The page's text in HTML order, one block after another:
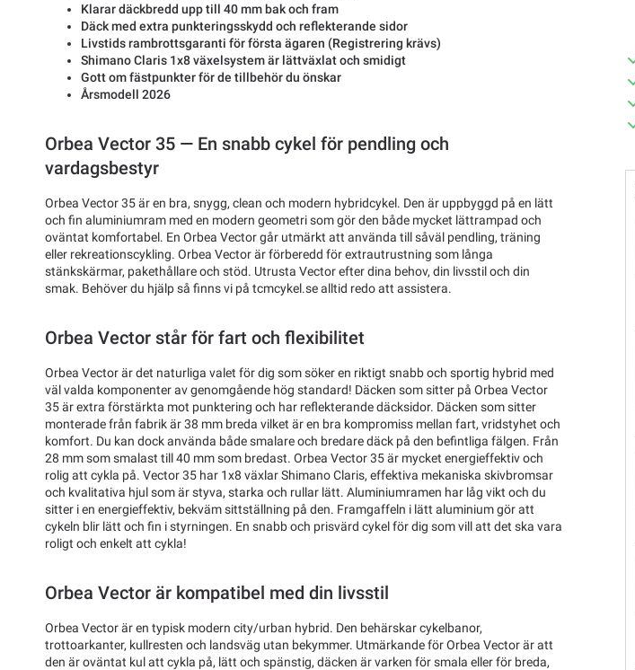
Klarar däckbredd upp till 40 mm bak och fram
Däck med extra punkteringsskydd och reflekterande sidor
Livstids rambrottsgaranti för första ägaren (Registrering krävs)
Shimano Claris 1x8 växelsystem är lättväxlat och smidigt
Gott om fästpunkter för de tillbehör du önskar
Årsmodell 2026
Orbea Vector 35 — En snabb cykel för pendling och
vardagsbestyr
Orbea Vector 35 är en bra, snygg, clean och modern hybridcykel. Den är uppbyggd på en lätt
och fin aluminiumram med en modern geometri som gör den både mycket lättrampad och
oväntat komfortabel. En Orbea Vector går utmärkt att använda till såväl pendling, träning
eller rekreationscykling. Orbea Vector är förberedd för extrautrustning som långa
stänkskärmar, pakethållare och stöd. Utrusta Vector efter dina behov, din livsstil och din
smak. Behöver du hjälp så finns vi på tcmcykel.se alltid redo att assistera.
Orbea Vector står för fart och flexibilitet
Orbea Vector är det naturliga valet för dig som söker en riktigt snabb och sportig hybrid med
väl valda komponenter av genomgående hög standard! Däcken som sitter på Orbea Vector
35 är extra förstärkta mot punktering och har reflekterande däcksidor. Däcken som sitter
monterade från fabrik är 38 mm breda vilket är en bra kompromiss mellan fart, vridstyhet och
komfort. Du kan dock använda både smalare och bredare däck på den befintliga fälgen. Från
28 mm som smalast till 40 mm som bredast. Orbea Vector 35 är mycket energieffektiv och
rolig att cykla på. Vector 35 har 1x8 växlar Shimano Claris, effektiva mekaniska skivbromsar
och kvalitativa hjul som är styva, starka och rullar lätt. Aluminiumramen har låg vikt och du
sitter i en energieffektiv, bekväm sittställning på den. Framgaffeln i lätt aluminium gör att
cykeln blir lätt och fin i styrningen. En snabb och prisvärd cykel för dig som vill att det ska vara
roligt och enkelt att cykla!
Orbea Vector är kompatibel med din livsstil
Orbea Vector är en typisk modern city/urban hybrid. Den behärskar cykelbanor,
trottoarkanter, kullresten och landsväg utan bekymmer. Utmärkande för Orbea Vector är att
den är oväntat kul att cykla på, lätt och spänstig, däcken är varken för smala eller för breda,